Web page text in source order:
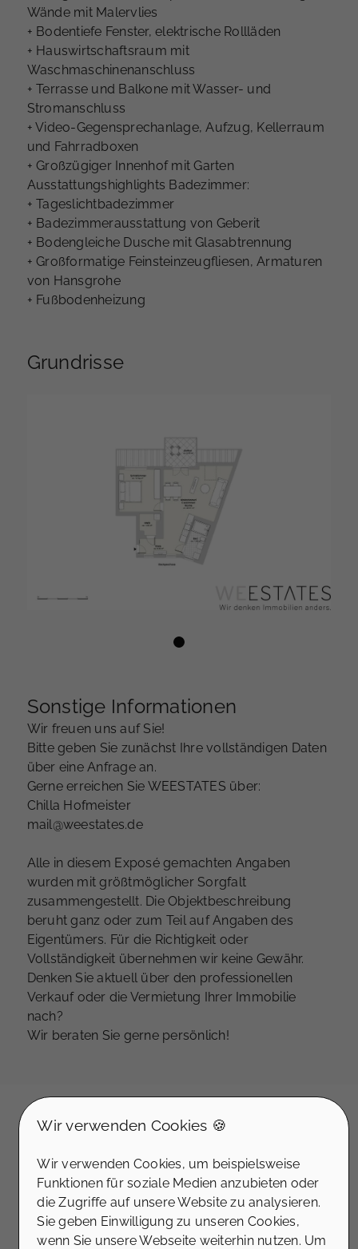
Wände mit Malervlies
+ Bodentiefe Fenster, elektrische Rollläden
+ Hauswirtschaftsraum mit
Waschmaschinenanschluss
+ Terrasse und Balkone mit Wasser- und
Stromanschluss
+ Video-Gegensprechanlage, Aufzug, Kellerraum
und Fahrradboxen
+ Großzügiger Innenhof mit Garten
Ausstattungshighlights Badezimmer:
+ Tageslichtbadezimmer
+ Badezimmerausstattung von Geberit
+ Bodengleiche Dusche mit Glasabtrennung
+ Großformatige Feinsteinzeugfliesen, Armaturen
von Hansgrohe
+ Fußbodenheizung
Grundrisse
Sonstige Informationen
Wir freuen uns auf Sie!
Bitte geben Sie zunächst Ihre vollständigen Daten
über eine Anfrage an.
Gerne erreichen Sie WEESTATES über:
Chilla Hofmeister
mail@weestates.de
Alle in diesem Exposé gemachten Angaben
wurden mit größtmöglicher Sorgfalt
zusammengestellt. Die Objektbeschreibung
beruht ganz oder zum Teil auf Angaben des
Eigentümers. Für die Richtigkeit oder
Vollständigkeit übernehmen wir keine Gewähr.
Denken Sie aktuell über den professionellen
Verkauf oder die Vermietung Ihrer Immobilie
nach?
Wir beraten Sie gerne persönlich!
Lage
Die Immobilie liegt in attraktiver Wohnlage von
Düsseldorf Eller, einem Stadtteil, der urbanes
Leben mit ruhigem Wohnen verbindet.
Einkaufsmöglichkeiten, Schulen, Kindergärten
sowie Angebote des täglichen Bedarfs sind in
Wir verwenden Cookies 🍪
Wir verwenden Cookies, um beispielsweise
Funktionen für soziale Medien anzubieten oder
die Zugriffe auf unsere Website zu analysieren.
Sie geben Einwilligung zu unseren Cookies,
wenn Sie unsere Webseite weiterhin nutzen. Um